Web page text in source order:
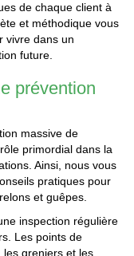
de chaque client à
et méthodique vous
vivre dans un
future.
prévention
massive de
primordial dans la
Ainsi, nous vous
pratiques pour
et guêpes.
inspection régulière
Les points de
les greniers et les